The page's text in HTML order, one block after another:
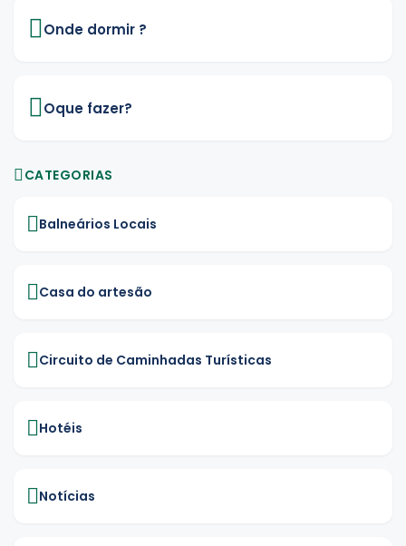
Onde dormir ?
Oque fazer?
CATEGORIAS
Balneários Locais
Casa do artesão
Circuito de Caminhadas Turísticas
Hotéis
Notícias